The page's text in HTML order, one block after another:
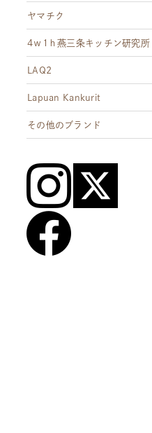
ヤマチク
4ｗ1ｈ燕三条キッチン研究所
LAQ2
Lapuan Kankurit
その他のブランド